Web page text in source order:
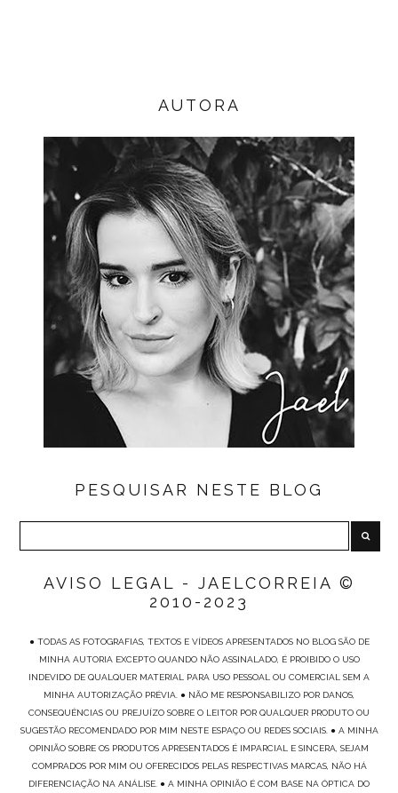
AUTORA
PESQUISAR NESTE BLOG
AVISO LEGAL - JAELCORREIA ©
2010-2023
● TODAS AS FOTOGRAFIAS, TEXTOS E VÍDEOS APRESENTADOS NO BLOG SÃO DE
MINHA AUTORIA EXCEPTO QUANDO NÃO ASSINALADO, É PROIBIDO O USO
INDEVIDO DE QUALQUER MATERIAL PARA USO PESSOAL OU COMERCIAL SEM A
MINHA AUTORIZAÇÃO PRÉVIA. ● NÃO ME RESPONSABILIZO POR DANOS,
CONSEQUÊNCIAS OU PREJUÍZO SOBRE O LEITOR POR QUALQUER PRODUTO OU
SUGESTÃO RECOMENDADO POR MIM NESTE ESPAÇO OU REDES SOCIAIS. ● A MINHA
OPINIÃO SOBRE OS PRODUTOS APRESENTADOS É IMPARCIAL E SINCERA, SEJAM
COMPRADOS POR MIM OU OFERECIDOS PELAS RESPECTIVAS MARCAS, NÃO HÁ
DIFERENCIAÇÃO NA ANÁLISE. ● A MINHA OPINIÃO É COM BASE NA ÓPTICA DO